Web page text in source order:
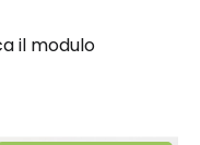
il modulo